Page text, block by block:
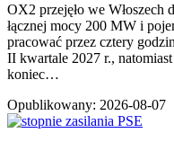
OX2 przejęło we
łącznej mocy 200 MW i
pracować przez cztery
II kwartale 2027 r.,
koniec…
Opublikowany: 2026-08-07